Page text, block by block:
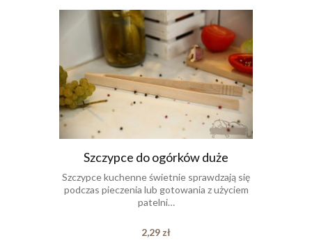
Szczypce do ogórków duże
Szczypce kuchenne świetnie sprawdzają się
podczas pieczenia lub gotowania z użyciem
patelni…
2,29 zł